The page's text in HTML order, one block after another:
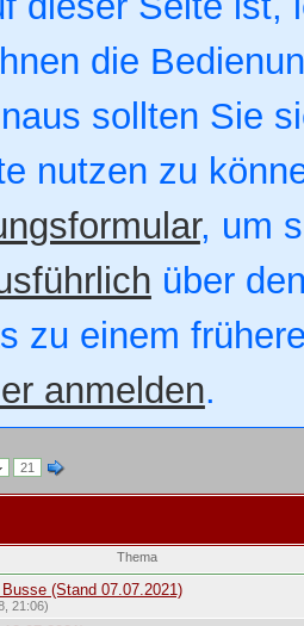
die
sollten Sie
nutzen zu
, um
über
zu einem
anmelden.
21
Thema
(Stand 07.07.2021)
21:06)